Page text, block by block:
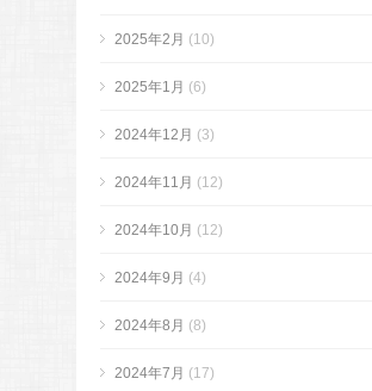
2025年2月 (10)
2025年1月 (6)
2024年12月 (3)
2024年11月 (12)
2024年10月 (12)
2024年9月 (4)
2024年8月 (8)
2024年7月 (17)